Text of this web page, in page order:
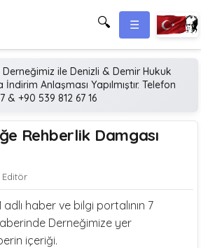
🔍 ☰
Derneğimiz ile Denizli & Demir Hukuk
Anlaşması Yapılmıştır. Telefon
& +90 539 812 67 16
Rehberlik Damgası
adlı haber ve bilgi portalının 7
Derneğimize yer
içeriği.